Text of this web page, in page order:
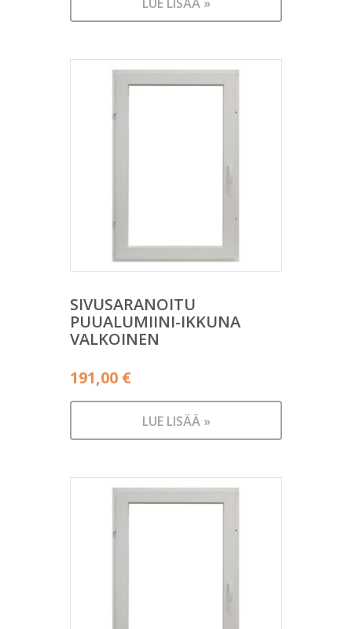
SIVUSARANOITU
PUUALUMIINI-IKKUNA
VALKOINEN
191,00 €
LUE LISÄÄ »